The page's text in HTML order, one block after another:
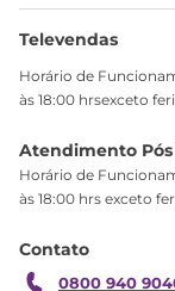
Troca
Garantia
Ajuda
Televendas
Horário de
às 18:00 hrsexceto
Atendimento Pós
Horário de
às 18:00 hrs exceto
Contato
0800 940